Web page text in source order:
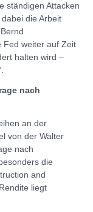
ständigen Attacken
die Arbeit
Fed weiter auf Zeit
halten wird –
nach
an der
von der Walter
nach
die
and
liegt